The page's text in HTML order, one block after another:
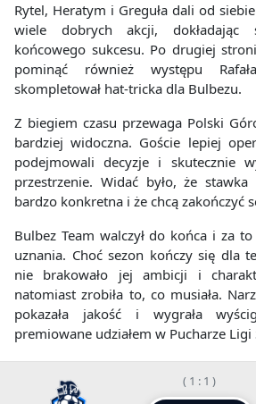
Rytel, Heratym i Greguła dali od
wiele dobrych akcji, dokładając
końcowego sukcesu. Po drugiej
pominąć również występu
skompletował hat-tricka dla Bulbezu.
Z biegiem czasu przewaga Polski
bardziej widoczna. Goście lepiej
podejmowali decyzje i skutecznie
przestrzenie. Widać było, że
bardzo konkretna i że chcą zakończyć
Bulbez Team walczył do końca i za
uznania. Choć sezon kończy się dla
nie brakowało jej ambicji i
natomiast zrobiła to, co musiała.
pokazała jakość i wygrała
premiowane udziałem w Pucharze Ligi
( 1 : 1 )